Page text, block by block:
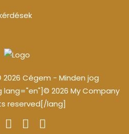
Cégem - Minden jog
2026 My Company
reserved[/lang]